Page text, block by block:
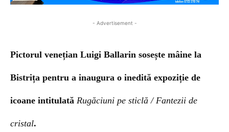
- Advertisement -
Pictorul venețian Luigi Ballarin sosește mâine la
Bistrița pentru a inaugura o inedită expoziție de
icoane intitulată Rugăciuni pe sticlă / Fantezii de
cristal.